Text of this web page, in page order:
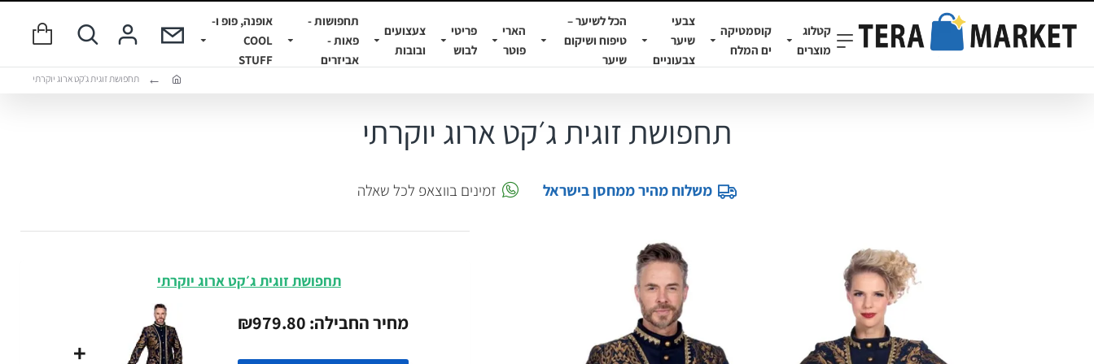
קטלוג
מוצרים
קוסמטיקה
ים המלח
צבעי
שיער
צבעוניים
הכל לשיער –
טיפוח ושיקום
שיער
הארי
פוטר
פריטי
לבוש
צעצועים
ובובות
תחפושות -
פאות -
אביזרים
אופנה, פופ ו-
COOL
STUFF
תחפושת זוגית ג׳קט ארוג יוקרתי
תחפושת זוגית ג׳קט ארוג יוקרתי
משלוח מהיר ממחסן בישראל זמינים בווצאפ לכל שאלה
תחפושת זוגית ג׳קט ארוג יוקרתי
מחיר החבילה: ₪979.80
+